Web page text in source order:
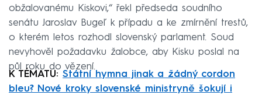
obžalovanému Kiskovi,“ řekl předseda soudního
senátu Jaroslav Bugeľ k případu a ke zmírnění trestů,
o kterém letos rozhodl slovenský parlament. Soud
nevyhověl požadavku žalobce, aby Kisku poslal na
půl roku do vězení.
K TÉMATU: Státní hymna jinak a žádný cordon
bleu? Nové kroky slovenské ministryně šokují i